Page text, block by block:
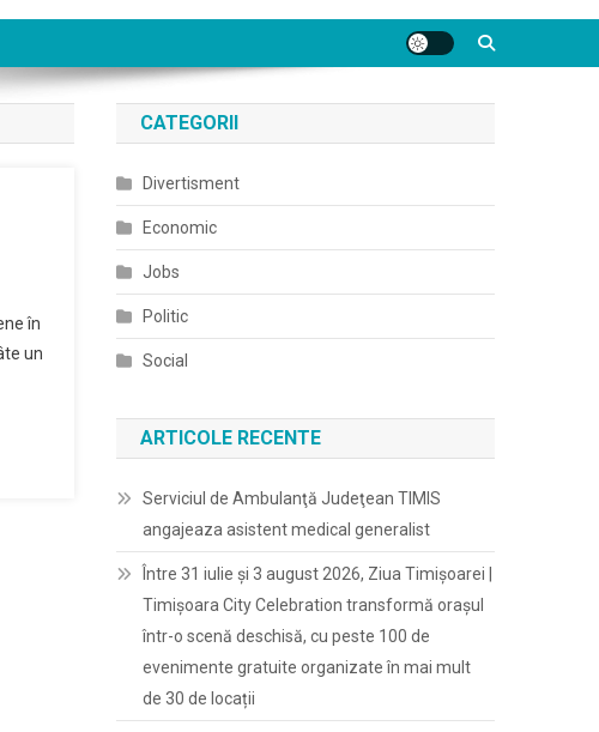
în
un
CATEGORII
Divertisment
Economic
Jobs
Politic
Social
ARTICOLE RECENTE
Serviciul de Ambulanţă Judeţean TIMIS
angajeaza asistent medical generalist
Între 31 iulie și 3 august 2026, Ziua Timișoarei |
Timișoara City Celebration transformă orașul
într-o scenă deschisă, cu peste 100 de
evenimente gratuite organizate în mai mult
de 30 de locații